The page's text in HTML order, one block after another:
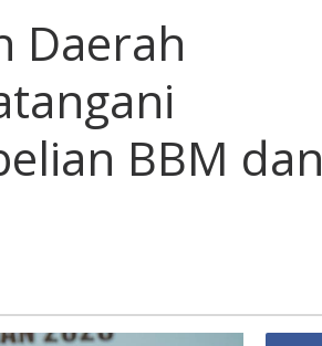
Daerah
BBM dan